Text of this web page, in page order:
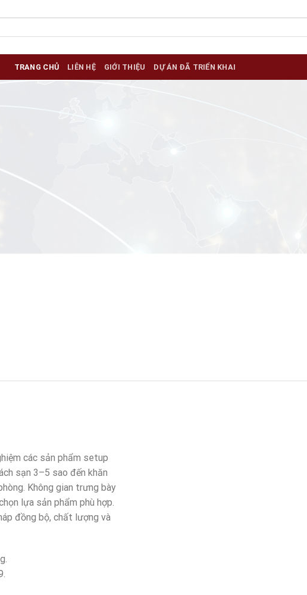
TRANG CHỦ LIÊN HỆ GIỚI THIỆU DỰ ÁN ĐÃ TRIỂN KHAI
các sản phẩm setup
sạn 3–5 sao đến khăn
Không gian trưng bày
lựa sản phẩm phù hợp.
đồng bộ, chất lượng và